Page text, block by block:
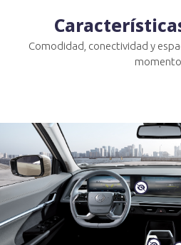
Comodidad, conectividad y